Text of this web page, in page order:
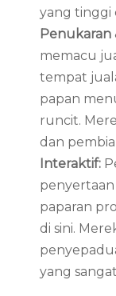
yang tinggi
Penukaran
memacu
tempat
papan
runcit.
dan
Interaktif:
penyertaan
paparan
di sini.
yang